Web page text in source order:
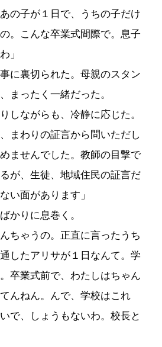
の子が１日で、うちの子だけ
。こんな卒業式間際で。息子
」
に裏切られた。母親のスタン
まったく一緒だった。
しながらも、冷静に応じた。
まわりの証言から問いただし
ませんでした。教師の目撃で
が、生徒、地域住民の証言だ
い面があります」
かりに息巻く。
ちゃうの。正直に言ったうち
したアリサが１日なんて。学
卒業式前で、わたしはちゃん
んねん。んで、学校はこれ
で、しょうもないわ。校長と